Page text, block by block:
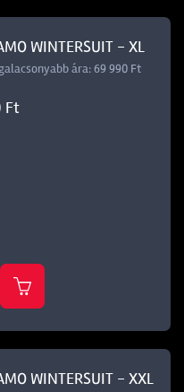
WINTERSUIT - XL
ára: 69 990 Ft
Ft
WINTERSUIT - XXL